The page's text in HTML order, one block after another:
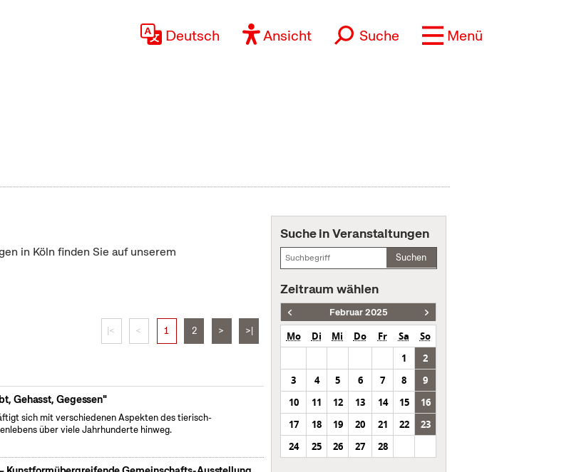
Deutsch Ansicht Suche Menü
in Köln finden Sie auf unserem
|< < 1 2 > >|
Gehasst, Gegessen"
sich mit verschiedenen Aspekten des tierisch-
über viele Jahrhunderte hinweg.
Suche in Veranstaltungen
Suchen
Zeitraum wählen
Februar 2025
Mo Di Mi Do Fr Sa
So
1
2
3
4 5 6 7 8
9
10
11 12 13 14 15
16
17
18 19 20 21 22
23
24
25 26 27 28